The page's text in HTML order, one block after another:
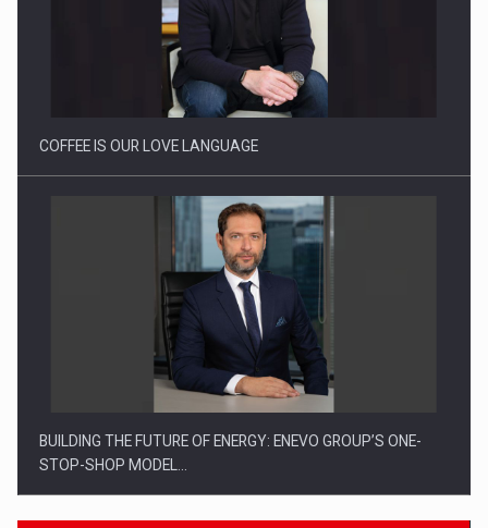
Webinar - Business Evolution-RETHINK STRATEGY-Finantare
Investitii Digitalizare
COFFEE IS OUR LOVE LANGUAGE
BUILDING THE FUTURE OF ENERGY: ENEVO GROUP’S ONE-
STOP-SHOP MODEL…